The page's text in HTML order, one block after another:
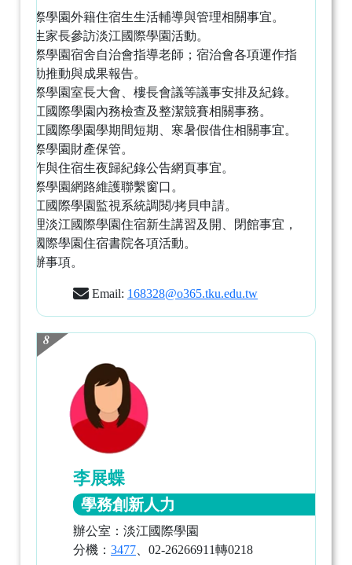
江國際學園外籍住宿生生活輔導與管理相關事宜。
理新生家長參訪淡江國際學園活動。
江國際學園宿舍自治會指導老師；宿治會各項運作指
暨活動推動與成果報告。
江國際學園室長大會、樓長會議等議事安排及紀錄。
籌淡江國際學園內務檢查及整潔競賽相關事務。
理淡江國際學園學期間短期、寒暑假借住相關事宜。
江國際學園財產保管。
卡製作與住宿生夜歸紀錄公告網頁事宜。
江國際學園網路維護聯繫窗口。
理淡江國際學園監視系統調閱/拷貝申請。
助辦理淡江國際學園住宿新生講習及開、閉館事宜，
淡江國際學園住宿書院各項活動。
時交辦事項。
Email: 168328@o365.tku.edu.tw
8
李展蝶
學務創新人力
辦公室：淡江國際學園
分機： 3477、02-26266911轉0218